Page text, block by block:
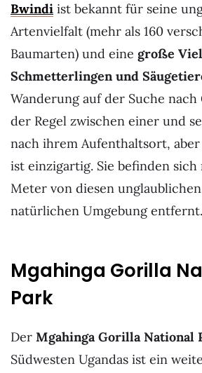
Bwindi ist bekannt für seine
Artenvielfalt (mehr als 160
Baumarten) und eine große
Schmetterlingen und
Wanderung auf der Suche
der Regel zwischen einer und
nach ihrem Aufenthaltsort,
ist einzigartig. Sie befinden sich
Meter von diesen
natürlichen Umgebung entfernt.
Mgahinga Gorilla
Park
Der Mgahinga Gorilla National
Südwesten Ugandas ist ein